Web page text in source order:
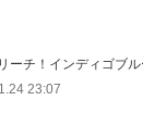
ーチ！インディゴブル
23:07